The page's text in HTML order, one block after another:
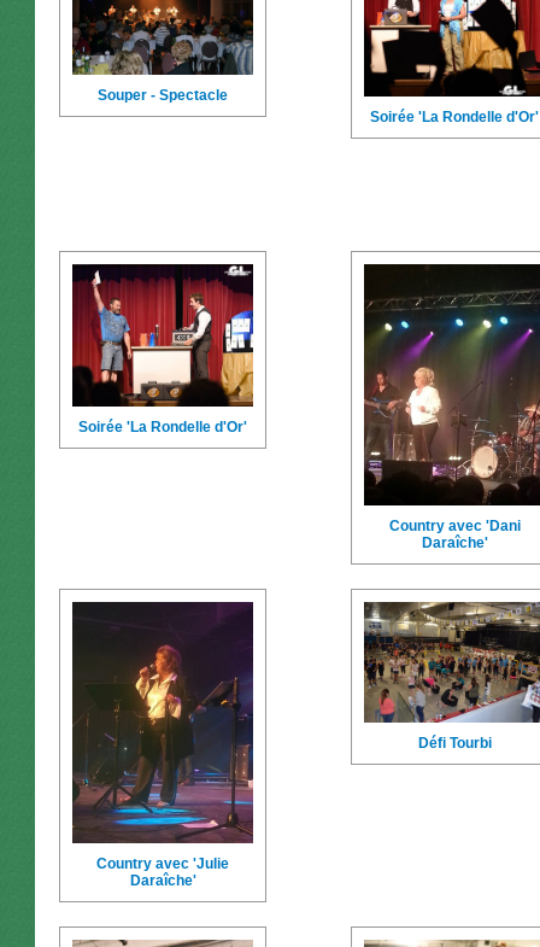
Souper - Spectacle
Soirée 'La Rondelle d'Or'
Soirée 'La Rondelle d'Or'
Country avec 'Dani
Daraîche'
Country avec 'Julie
Daraîche'
Défi Tourbi